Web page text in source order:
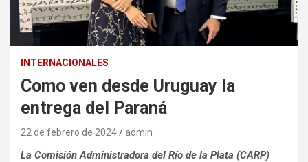
INTERNACIONALES
Como ven desde Uruguay la
entrega del Paraná
22 de febrero de 2024 admin
La Comisión Administradora del Río de la Plata (CARP)